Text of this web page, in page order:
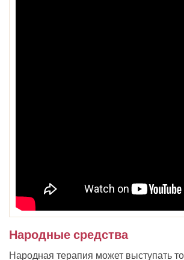
Народные средства
Народная терапия может выступать